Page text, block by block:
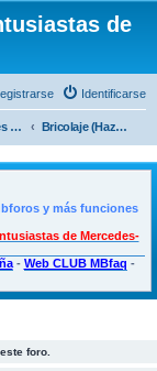
de
Identificarse
MBUX, Mercedes Me, Multimedia, Taller y Bricolaje Bricolaje (Hazlo tú mismo)
y más funciones
de Mercedes-
- Web CLUB MBfaq -
foro.